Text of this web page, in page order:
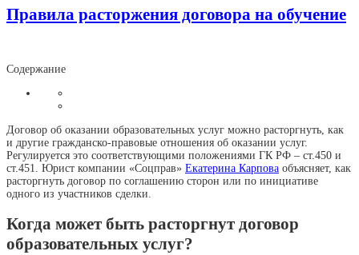
Правила расторжения договора на обучение
Содержание
Договор об оказании образовательных услуг можно расторгнуть, как
и другие гражданско-правовые отношения об оказании услуг.
Регулируется это соответствующими положениями ГК РФ – ст.450 и
ст.451. Юрист компании «Соцправ» Екатерина Карпова объясняет, как
расторгнуть договор по соглашению сторон или по инициативе
одного из участников сделки.
Когда может быть расторгнут договор
образовательных услуг?